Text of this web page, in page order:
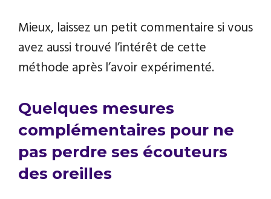
Mieux, laissez un petit commentaire si vous
avez aussi trouvé l’intérêt de cette
méthode après l’avoir expérimenté.
Quelques mesures
complémentaires pour ne
pas perdre ses écouteurs
des oreilles